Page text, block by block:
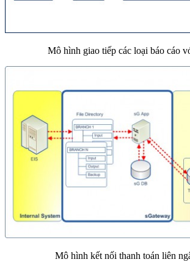
Mô hình giao tiếp các loại báo cáo
Mô hình kết nối thanh toán liên